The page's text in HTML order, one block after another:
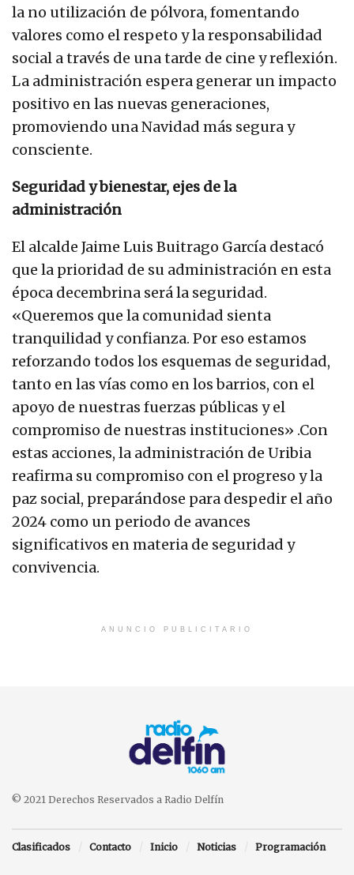
la no utilización de pólvora, fomentando
valores como el respeto y la responsabilidad
social a través de una tarde de cine y reflexión.
La administración espera generar un impacto
positivo en las nuevas generaciones,
promoviendo una Navidad más segura y
consciente.
Seguridad y bienestar, ejes de la
administración
El alcalde Jaime Luis Buitrago García destacó
que la prioridad de su administración en esta
época decembrina será la seguridad.
«Queremos que la comunidad sienta
tranquilidad y confianza. Por eso estamos
reforzando todos los esquemas de seguridad,
tanto en las vías como en los barrios, con el
apoyo de nuestras fuerzas públicas y el
compromiso de nuestras instituciones» .Con
estas acciones, la administración de Uribia
reafirma su compromiso con el progreso y la
paz social, preparándose para despedir el año
2024 como un periodo de avances
significativos en materia de seguridad y
convivencia.
ANUNCIO PUBLICITARIO
© 2021 Derechos Reservados a Radio Delfín
Clasificados Contacto Inicio Noticias Programación